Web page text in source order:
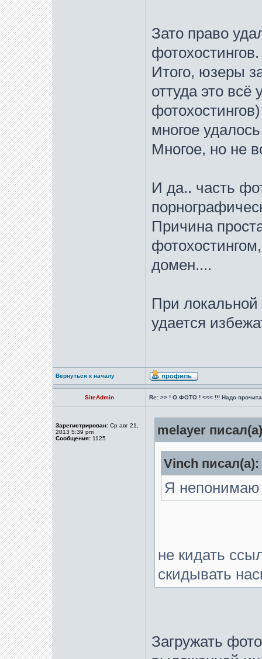
Зато право
фотохостингов.
Итого, юзеры
оттуда это всё
многое
Многое, но не
И да.. часть
Причина
домен....
При локальной
удается
Вернуться к началу
SiteAdmin Re: >> ! О ФОТО ! <<< !!! Надо
Зарегистрирован: Ср авг 21,
2013 5:39 pm
Сообщения: 1125
melayer
Vinch писал(а):
Я непонимаю
не кидать
скидывать
Загружать